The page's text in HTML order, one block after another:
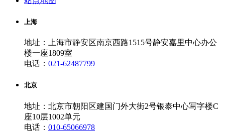
上海
地址：上海市静安区南京西路1515号静安嘉里中心办公
楼一座1809室
电话： 021-62487799
北京
地址：北京市朝阳区建国门外大街2号银泰中心写字楼C
座10层1002单元
电话： 010-65066978